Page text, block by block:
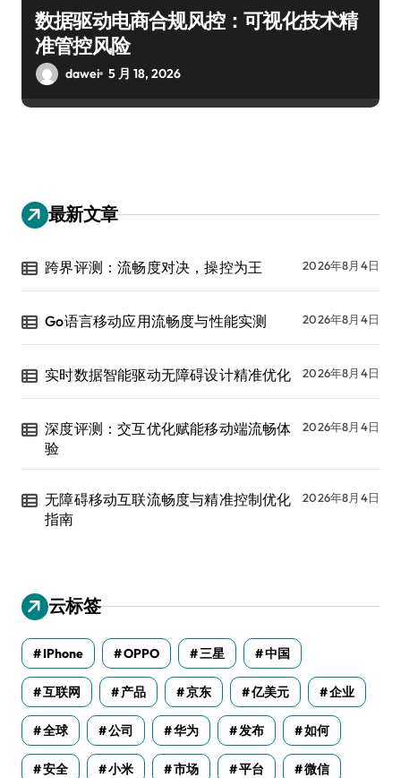
数据驱动电商合规风控：可视化技术精
准管控风险
dawei 5 月 18, 2026
最新文章
跨界评测：流畅度对决，操控为王 2026年8月4日
Go语言移动应用流畅度与性能实测 2026年8月4日
实时数据智能驱动无障碍设计精准优化 2026年8月4日
深度评测：交互优化赋能移动端流畅体
验
2026年8月4日
无障碍移动互联流畅度与精准控制优化
指南
2026年8月4日
云标签
IPhone OPPO 三星 中国
互联网 产品 京东 亿美元 企业
全球 公司 华为 发布 如何
安全 小米 市场 平台 微信